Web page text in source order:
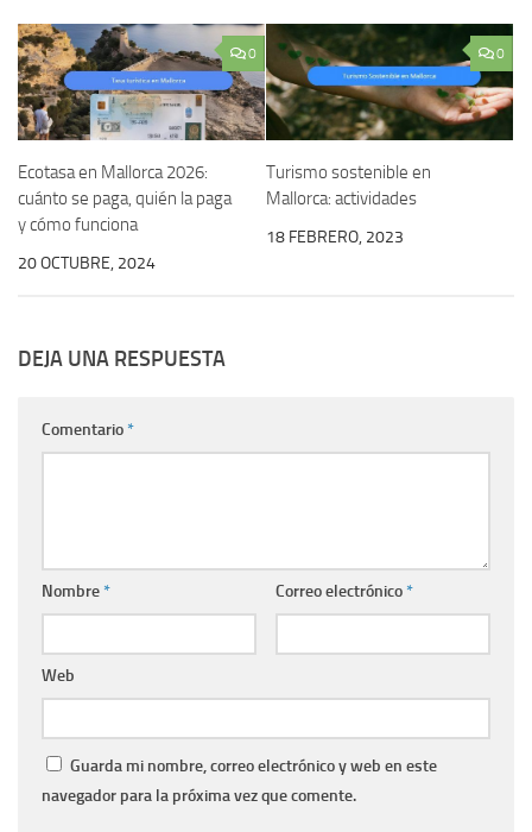
0
Ecotasa en Mallorca 2026:
cuánto se paga, quién la paga
y cómo funciona
20 OCTUBRE, 2024
0
Turismo sostenible en
Mallorca: actividades
18 FEBRERO, 2023
DEJA UNA RESPUESTA
Comentario*
Nombre* Correo electrónico*
Web
Guarda mi nombre, correo electrónico y web en este
navegador para la próxima vez que comente.